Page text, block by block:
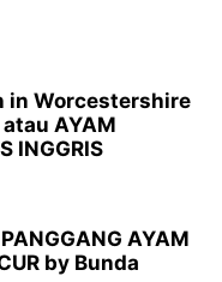
in Worcestershire
AYAM
INGGRIS
AYAM
by Bunda